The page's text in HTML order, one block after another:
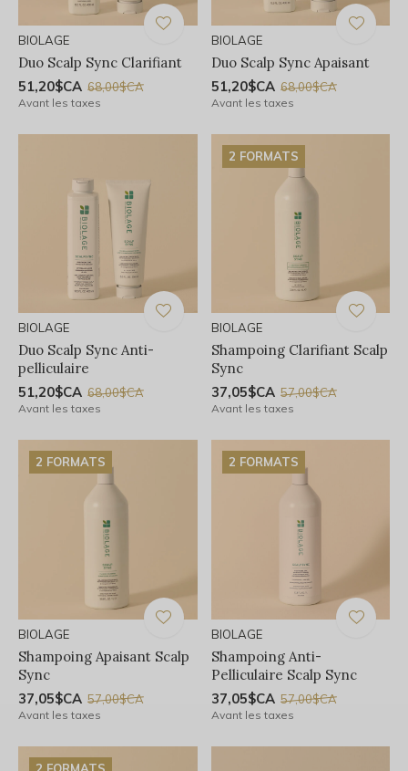
BIOLAGE
Duo Scalp Sync Clarifiant
51,20$CA 68,00$CA
Avant les taxes
BIOLAGE
Duo Scalp Sync Apaisant
51,20$CA 68,00$CA
Avant les taxes
BIOLAGE
Duo Scalp Sync Anti-
pelliculaire
51,20$CA 68,00$CA
Avant les taxes
2 FORMATS
BIOLAGE
Shampoing Clarifiant Scalp
Sync
37,05$CA 57,00$CA
Avant les taxes
2 FORMATS
BIOLAGE
Shampoing Apaisant Scalp
Sync
37,05$CA 57,00$CA
Avant les taxes
2 FORMATS
BIOLAGE
Shampoing Anti-
Pelliculaire Scalp Sync
37,05$CA 57,00$CA
Avant les taxes
2 FORMATS